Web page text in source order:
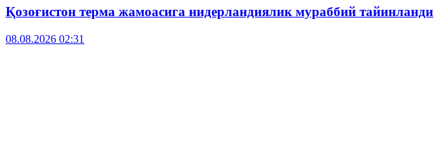
Қозоғистон терма жамоасига нидерландиялик мураббий тайинланди
08.08.2026 02:31